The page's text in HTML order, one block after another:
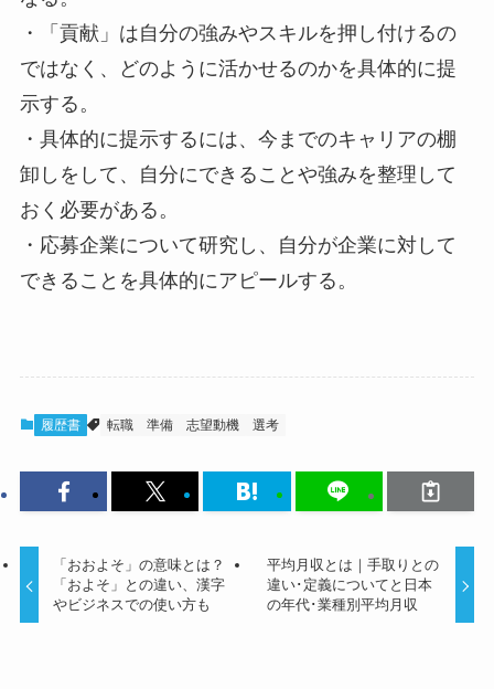
・「貢献」は自分の強みやスキルを押し付けるの
ではなく、どのように活かせるのかを具体的に提
示する。
・具体的に提示するには、今までのキャリアの棚
卸しをして、自分にできることや強みを整理して
おく必要がある。
・応募企業について研究し、自分が企業に対して
できることを具体的にアピールする。
履歴書 転職 準備 志望動機 選考
「おおよそ」の意味とは？
「およそ」との違い、漢字
やビジネスでの使い方も
平均月収とは｜手取りとの
違い･定義についてと日本
の年代･業種別平均月収